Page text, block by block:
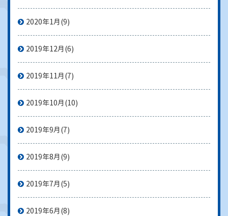
2020年1月 (9)
2019年12月 (6)
2019年11月 (7)
2019年10月 (10)
2019年9月 (7)
2019年8月 (9)
2019年7月 (5)
2019年6月 (8)